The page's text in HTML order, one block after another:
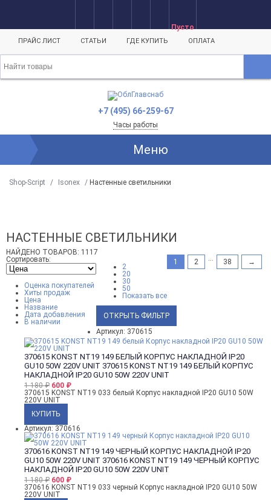
Пусто
ПРАЙС ЛИСТ СТАТЬИ ГДЕ КУПИТЬ ОПЛАТА
+7 (495) 66-259-67
Часы работы
Меню
Shop-Script / Isonex / Настенные светильники
НАСТЕННЫЕ СВЕТИЛЬНИКИ
НАЙДЕНО ТОВАРОВ: 1117
1
2 ... 38 →
Сортировать:
Оценка покупателей
Хиты продаж
Цена
Название
Дата добавления
В наличии
2
20
30
50
Показать все
ОТКРЫТЬ ФИЛЬТР
Артикул: 370615
370615 KONST NT19 149 БЕЛЫЙ КОРПУС НАКЛАДНОЙ IP20
GU10 50W 220V UNIT 370615 KONST NT19 149 БЕЛЫЙ КОРПУС
НАКЛАДНОЙ IP20 GU10 50W 220V UNIT
1 180₽ 600 ₽
370615 KONST NT19 033 белый Корпус накладной IP20 GU10 50W
220V UNIT
Артикул: 370616
370616 KONST NT19 149 ЧЕРНЫЙ КОРПУС НАКЛАДНОЙ IP20
GU10 50W 220V UNIT 370616 KONST NT19 149 ЧЕРНЫЙ КОРПУС
НАКЛАДНОЙ IP20 GU10 50W 220V UNIT
1 180₽ 600 ₽
370616 KONST NT19 033 черный Корпус накладной IP20 GU10 50W
220V UNIT